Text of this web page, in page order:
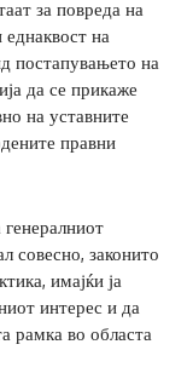
за повреда на
на
постапувањето на
да се прикаже
на уставните
правни
совесно, законито
имајќи ја
интерес и да
рамка во областа